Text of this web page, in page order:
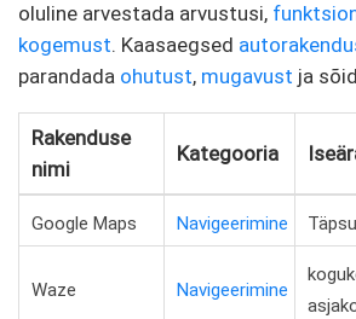
oluline arvestada arvustusi,
kogemust. Kaasaegsed
parandada ohutust, mugavust ja
Rakenduse
nimi
Kategooria
Google Maps Navigeerimine
Waze Navigeerimine